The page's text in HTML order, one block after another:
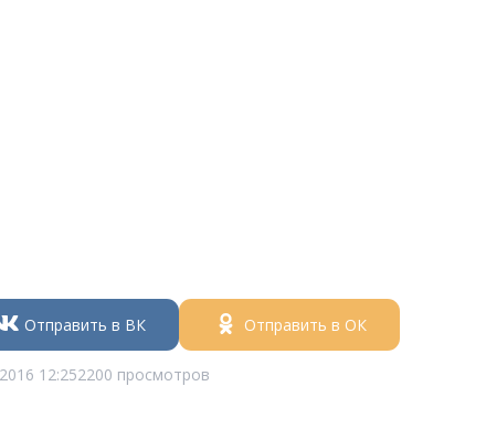
Отправить в ВК Отправить в ОК
12:252200 просмотров